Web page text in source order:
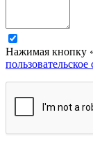
Нажимая кнопку